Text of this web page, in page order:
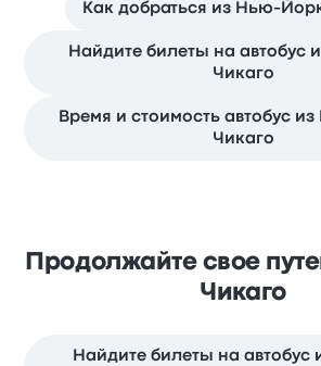
Как добраться из Нью-
Найдите билеты на автобус
Чикаго
Время и стоимость автобус
Чикаго
Продолжайте свое
Чикаго
Найдите билеты на автобус